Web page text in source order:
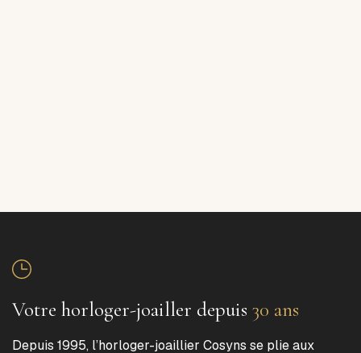
Votre horloger-joailler depuis 30 ans
Depuis 1995, l’horloger-joaillier Cosyns se plie aux